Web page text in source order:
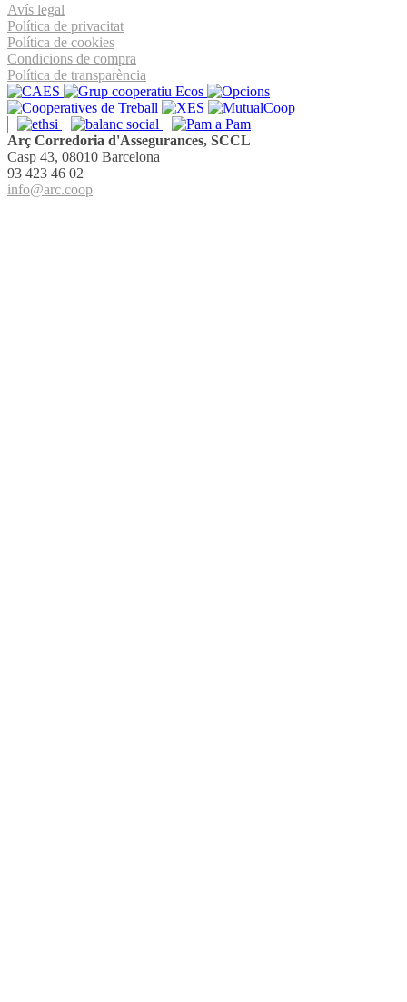
Avís legal
Política de privacitat
Política de cookies
Condicions de compra
Política de transparència
Arç Corredoria d'Assegurances, SCCL
Casp 43, 08010 Barcelona
93 423 46 02
info@arc.coop